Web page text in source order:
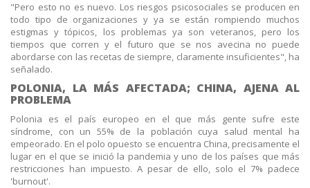
"Pero esto no es nuevo. Los riesgos psicosociales se producen en
todo tipo de organizaciones y ya se están rompiendo muchos
estigmas y tópicos, los problemas ya son veteranos, pero los
tiempos que corren y el futuro que se nos avecina no puede
abordarse con las recetas de siempre, claramente insuficientes", ha
señalado.
POLONIA, LA MÁS AFECTADA; CHINA, AJENA AL
PROBLEMA
Polonia es el país europeo en el que más gente sufre este
síndrome, con un 55% de la población cuya salud mental ha
empeorado. En el polo opuesto se encuentra China, precisamente el
lugar en el que se inició la pandemia y uno de los países que más
restricciones han impuesto. A pesar de ello, solo el 7% padece
'burnout'.